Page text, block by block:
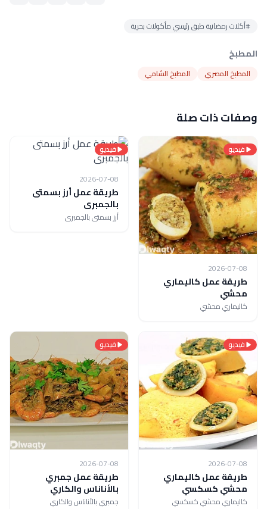
#أكلات رمضانية طبق رئيسي مأكولات بحرية
المطبخ
المطبخ المصري المطبخ الشامي
وصفات ذات صلة
فيديو
2026-07-08
طريقة عمل كاليماري
محشي
كاليماري محشي
فيديو
2026-07-08
طريقة عمل أرز بسمتى
بالجمبرى
أرز بسمتى بالجمبرى
فيديو
2026-07-08
طريقة عمل كاليماري
محشي كسكسي
كاليماري محشي كسكسي
فيديو
2026-07-08
طريقة عمل جمبري
بالأناناس والكاري
جمبري بالأناناس والكاري